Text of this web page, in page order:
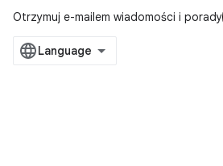
Otrzymuj e-mailem wiadomości i porady